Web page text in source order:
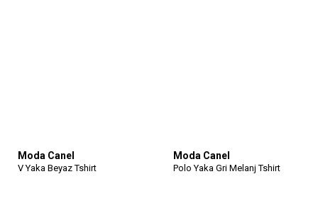
Moda Canel
V Yaka Beyaz Tshirt
Moda Canel
Polo Yaka Gri Melanj Tshirt